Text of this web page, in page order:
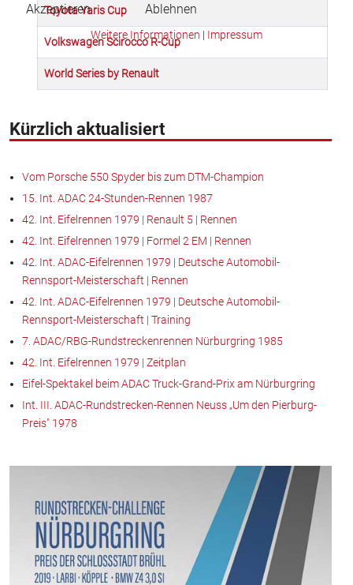
Toyota Yaris Cup
Volkswagen Scirocco R-Cup
World Series by Renault
Kürzlich aktualisiert
Vom Porsche 550 Spyder bis zum DTM-Champion
15. Int. ADAC 24-Stunden-Rennen 1987
42. Int. Eifelrennen 1979 | Renault 5 | Rennen
42. Int. Eifelrennen 1979 | Formel 2 EM | Rennen
42. Int. ADAC-Eifelrennen 1979 | Deutsche Automobil-
Rennsport-Meisterschaft | Rennen
42. Int. ADAC-Eifelrennen 1979 | Deutsche Automobil-
Rennsport-Meisterschaft | Training
7. ADAC/RBG-Rundstreckenrennen Nürburgring 1985
42. Int. Eifelrennen 1979 | Zeitplan
Eifel-Spektakel beim ADAC Truck-Grand-Prix am Nürburgring
Int. III. ADAC-Rundstrecken-Rennen Neuss „Um den Pierburg-
Preis" 1978
Akzeptieren Ablehnen
Weitere Informationen | Impressum